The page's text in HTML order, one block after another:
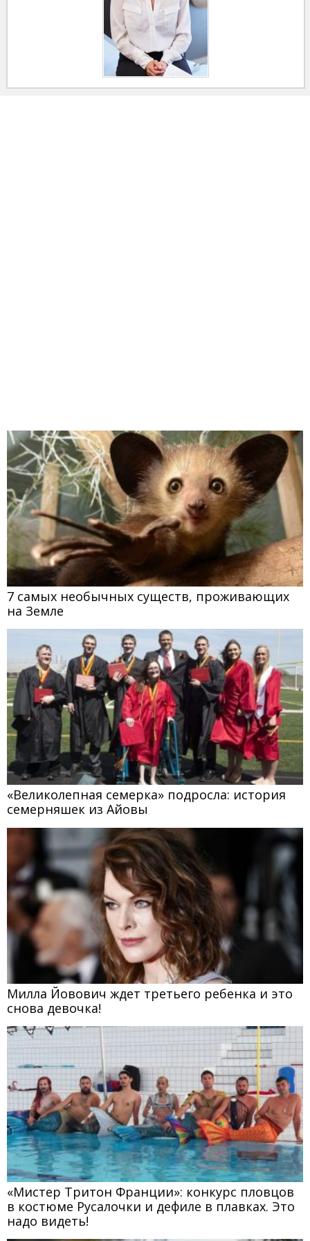
7 самых необычных существ, проживающих
на Земле
«Великолепная семерка» подросла: история
семерняшек из Айовы
Милла Йовович ждет третьего ребенка и это
снова девочка!
«Мистер Тритон Франции»: конкурс пловцов
в костюме Русалочки и дефиле в плавках. Это
надо видеть!